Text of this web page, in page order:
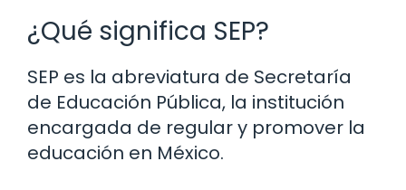
¿Qué significa SEP?
SEP es la abreviatura de Secretaría
de Educación Pública, la institución
encargada de regular y promover la
educación en México.